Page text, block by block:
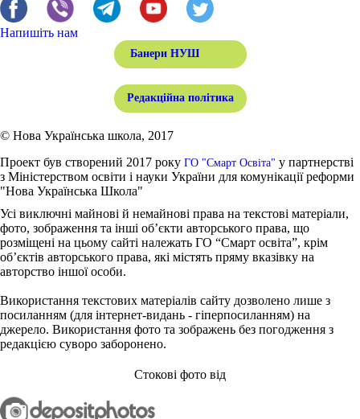
Напишіть нам
Банери НУШ
Редакційна політика
© Нова Українська школа, 2017
Проект був створений 2017 року ГО "Смарт Освіта" у партнерстві
з Міністерством освіти і науки України для комунікації реформи
"Нова Українська Школа"
Усі виключні майнові й немайнові права на текстові матеріали,
фото, зображення та інші об’єкти авторського права, що
розміщені на цьому сайті належать ГО “Смарт освіта”, крім
об’єктів авторського права, які містять пряму вказівку на
авторство іншої особи.
Використання текстових матеріалів сайту дозволено лише з
посиланням (для інтернет-видань - гіперпосиланням) на
джерело. Використання фото та зображень без погодження з
редакцією суворо заборонено.
Стокові фото від